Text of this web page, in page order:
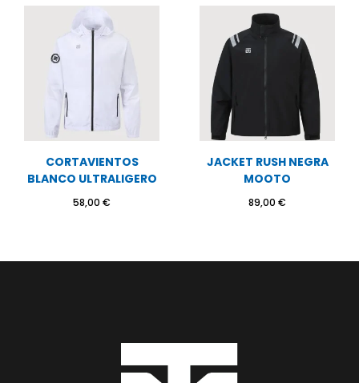
CORTAVIENTOS
BLANCO ULTRALIGERO
58,00 €
JACKET RUSH NEGRA
MOOTO
89,00 €